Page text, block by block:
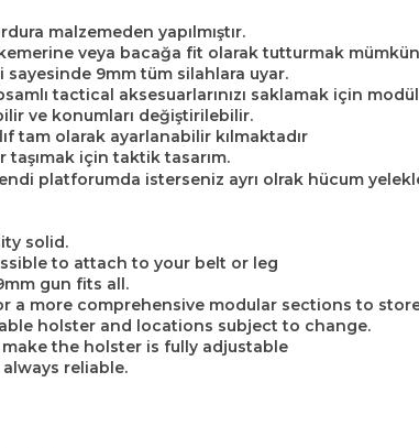
malzemeden yapılmıştır.
veya bacağa fit olarak tutturmak
9mm tüm silahlara uyar.
tactical aksesuarlarınızı saklamak için
ve konumları değiştirilebilir.
tam olarak ayarlanabilir kılmaktadır
taşımak için taktik tasarım.
platforumda isterseniz ayrı olrak hücum
solid.
to attach to your belt or leg
gun fits all.
a more comprehensive modular sections to
holster and locations subject to change.
the holster is fully adjustable
reliable.